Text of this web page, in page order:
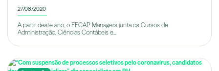
27/08/2020
A partir deste ano, o FECAP Managers junta os Cursos de
Administração, Ciências Contábeis e...